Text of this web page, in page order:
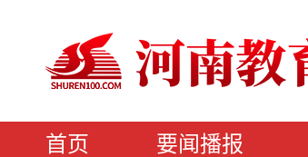
首页 要闻播报